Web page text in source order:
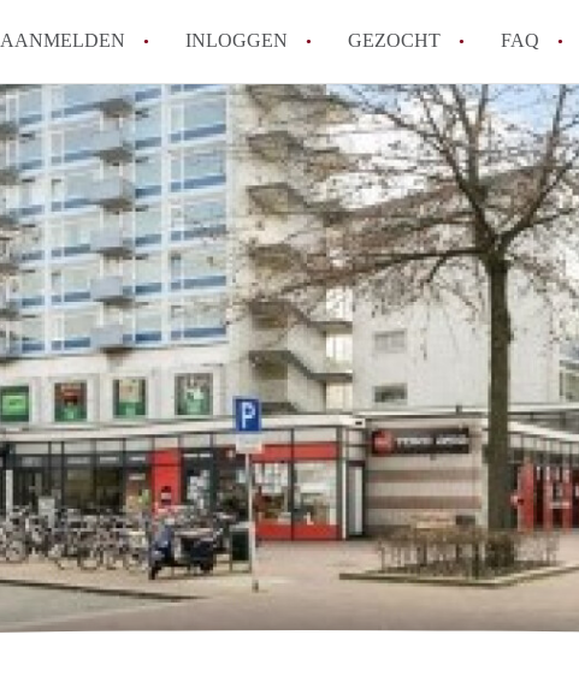
AANMELDEN INLOGGEN GEZOCHT FAQ
How to translate AppartementenTilburg!
Wat is AppartementenTilburg?
Hoeveel kost het om te reageren op een
Wat is de privacyverklaring van
Berekent AppartementenTilburg
makelaarsvergoeding/
Alle veelgestelde vragen